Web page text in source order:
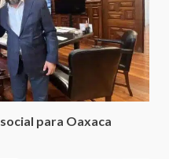
para Oaxaca
Gobierno refuerza
institucional en San
Mazatlán